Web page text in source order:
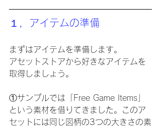
１，アイテムの準備
まずはアイテムを準備します。
アセットストアから好きなアイテムを
取得しましょう。
①サンプルでは「Free Game Items」
という素材を借りてきました。このア
セットには同じ図柄の3つの大きさの素